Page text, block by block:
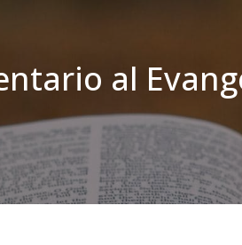
al